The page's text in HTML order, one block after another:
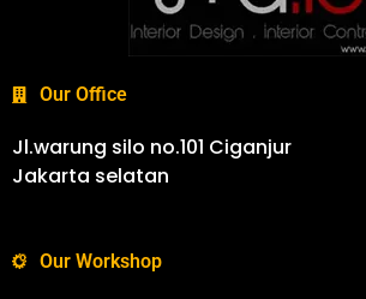
Our Office
Jl.warung silo no.101 Ciganjur
Jakarta selatan
Our Workshop